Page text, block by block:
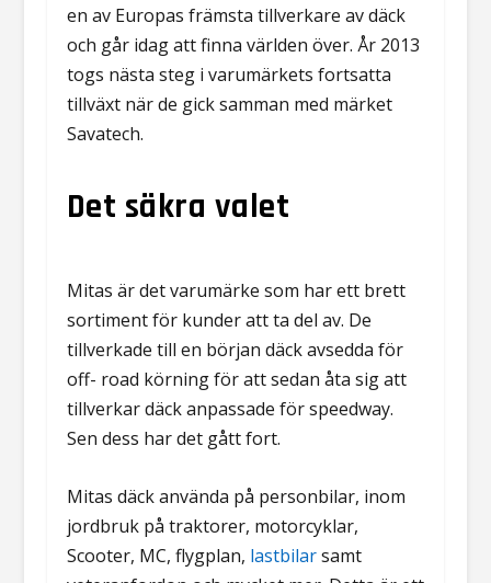
en av Europas främsta tillverkare av däck
och går idag att finna världen över. År 2013
togs nästa steg i varumärkets fortsatta
tillväxt när de gick samman med märket
Savatech.
Det säkra valet
Mitas är det varumärke som har ett brett
sortiment för kunder att ta del av. De
tillverkade till en början däck avsedda för
off- road körning för att sedan åta sig att
tillverkar däck anpassade för speedway.
Sen dess har det gått fort.
Mitas däck använda på personbilar, inom
jordbruk på traktorer, motorcyklar,
Scooter, MC, flygplan, lastbilarsamt